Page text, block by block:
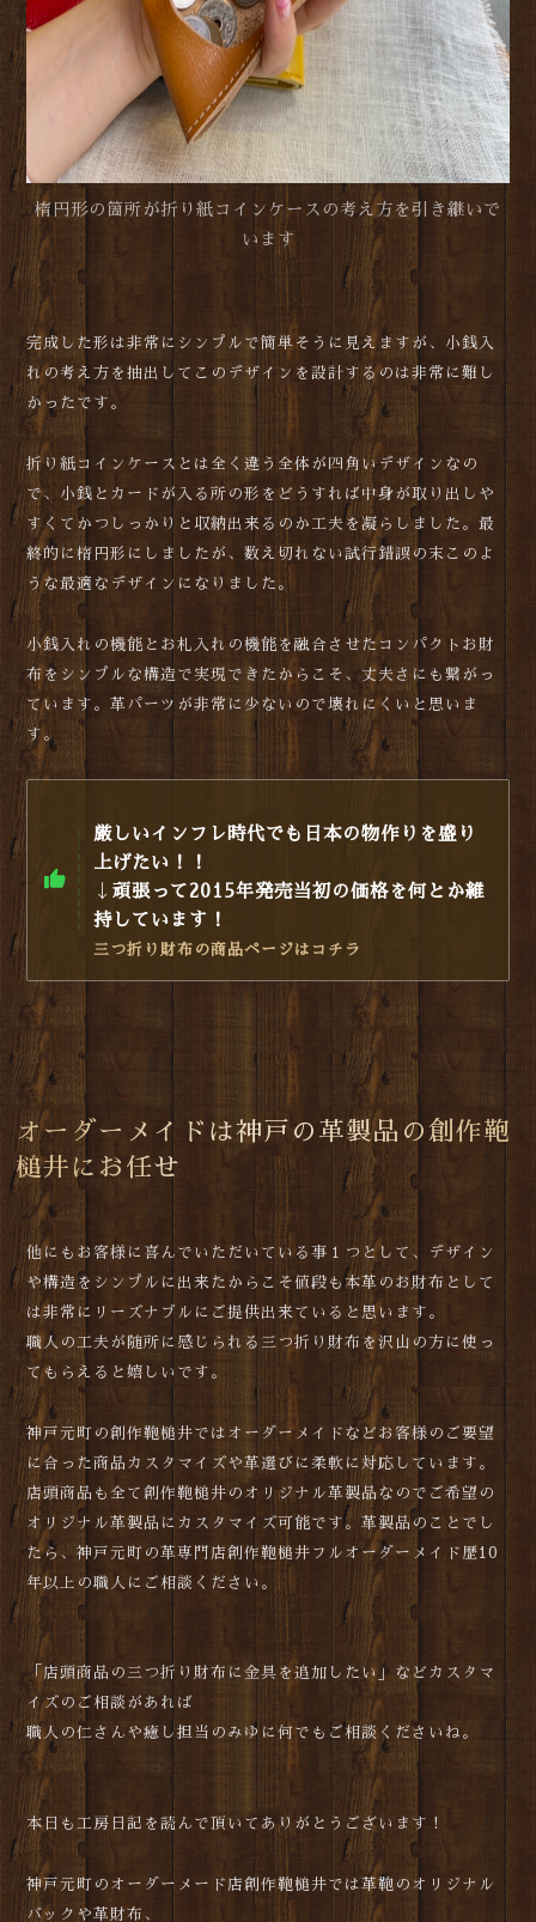
楕円形の箇所が折り紙コインケースの考え方を引き継いで
います
完成した形は非常にシンプルで簡単そうに見えますが、小銭入
れの考え方を抽出してこのデザインを設計するのは非常に難し
かったです。
折り紙コインケースとは全く違う全体が四角いデザインなの
で、小銭とカードが入る所の形をどうすれば中身が取り出しや
すくてかつしっかりと収納出来るのか工夫を凝らしました。最
終的に楕円形にしましたが、数え切れない試行錯誤の末このよ
うな最適なデザインになりました。
小銭入れの機能とお札入れの機能を融合させたコンパクトお財
布をシンプルな構造で実現できたからこそ、丈夫さにも繋がっ
ています。革パーツが非常に少ないので壊れにくいと思いま
す。
厳しいインフレ時代でも日本の物作りを盛り
上げたい！！
↓頑張って2015年発売当初の価格を何とか維
持しています！
三つ折り財布の商品ページはコチラ
オーダーメイドは神戸の革製品の創作鞄
槌井にお任せ
他にもお客様に喜んでいただいている事１つとして、デザイン
や構造をシンプルに出来たからこそ値段も本革のお財布として
は非常にリーズナブルにご提供出来ていると思います。
職人の工夫が随所に感じられる三つ折り財布を沢山の方に使っ
てもらえると嬉しいです。
神戸元町の創作鞄槌井ではオーダーメイドなどお客様のご要望
に合った商品カスタマイズや革選びに柔軟に対応しています。
店頭商品も全て創作鞄槌井のオリジナル革製品なのでご希望の
オリジナル革製品にカスタマイズ可能です。革製品のことでし
たら、神戸元町の革専門店創作鞄槌井フルオーダーメイド歴10
年以上の職人にご相談ください。
「店頭商品の三つ折り財布に金具を追加したい」などカスタマ
イズのご相談があれば
職人の仁さんや癒し担当のみゆに何でもご相談くださいね。
本日も工房日記を読んで頂いてありがとうございます！
神戸元町のオーダーメード店創作鞄槌井では革鞄のオリジナル
バックや革財布、